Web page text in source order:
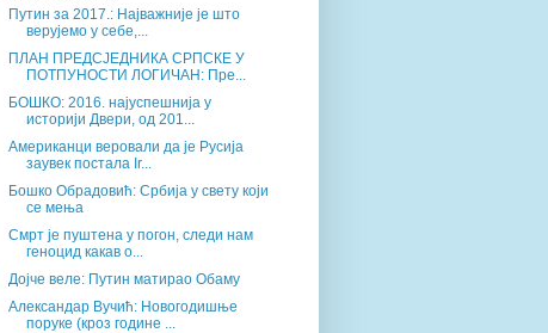
Путин за 2017.: Најважније је што
верујемо у себе,...
ПЛАН ПРЕДСЈЕДНИКА СРПСКЕ У
ПОТПУНОСТИ ЛОГИЧАН: Пре...
БОШКО: 2016. најуспешнија у
историји Двери, од 201...
Американци веровали да је Русија
заувек постала Ir...
Бошко Обрадовић: Србија у свету који
се мења
Смрт је пуштена у погон, следи нам
геноцид какав о...
Дојче веле: Путин матирао Обаму
Александар Вучић: Новогодишње
поруке (кроз године ...